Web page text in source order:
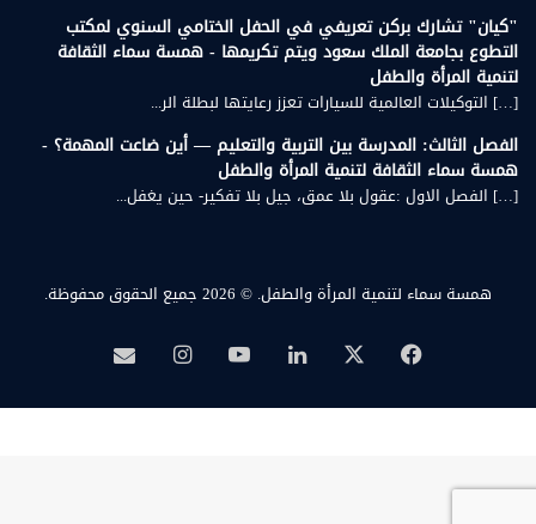
"كيان" تشارك بركن تعريفي في الحفل الختامي السنوي لمكتب
التطوع بجامعة الملك سعود ويتم تكريمها - همسة سماء الثقافة
لتنمية المرأة والطفل
[…] التوكيلات العالمية للسيارات تعزز رعايتها لبطلة الر...
الفصل الثالث: المدرسة بين التربية والتعليم — أين ضاعت المهمة؟ -
همسة سماء الثقافة لتنمية المرأة والطفل
[…] الفصل الاول :عقول بلا عمق، جيل بلا تفكير- حين يغفل...
همسة سماء لتنمية المرأة والطفل. © 2026 جميع الحقوق محفوظة.
فيسبوك لينكدإن‫YouTubeانستقرامبريد
همسة